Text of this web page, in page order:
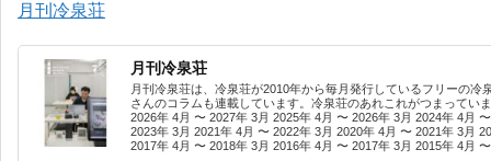
月刊冷泉荘
月刊冷泉荘
月刊冷泉荘は、冷泉荘が2010年から毎月発行しているフリーの
さんのコラムも連載しています。冷泉荘のあれこれがつまってい
2026年 4月 〜 2027年 3月 2025年 4月 〜 2026年 3月 2024年 4月
2023年 3月 2021年 4月 〜 2022年 3月 2020年 4月 〜 2021年 3月
2017年 4月 〜 2018年 3月 2016年 4月 〜 2017年 3月 2015年 4月